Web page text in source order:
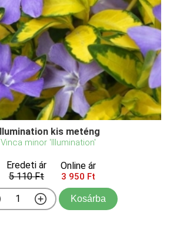
Illumination kis meténg
Vinca minor 'Illumination'
Eredeti ár
5 110 Ft
Online ár
3 950 Ft
Kosárba